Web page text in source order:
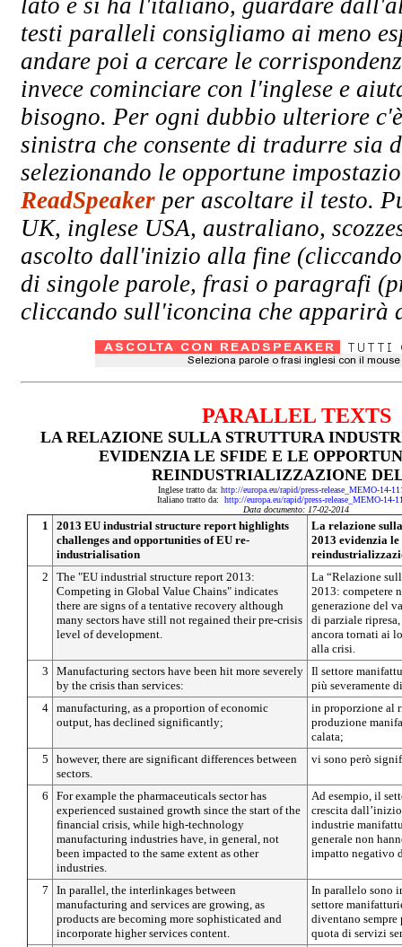
testi paralleli consigliamo ai meno
andare poi a cercare le
invece cominciare con l'inglese e
bisogno. Per ogni dubbio ulteriore
sinistra che consente di tradurre
selezionando le opportune
ReadSpeaker per ascoltare il testo.
UK, inglese USA, australiano,
ascolto dall'inizio alla fine
di singole parole, frasi o paragrafi
cliccando sull'iconcina che apparirà
PARALLEL TEXTS
LA RELAZIONE SULLA STRUTTURA
EVIDENZIA LE SFIDE E LE
REINDUSTRIALIZZAZIONE
Inglese tratto da: http://europa.eu/rapid/press-release_MEMO-14-
Italiano tratto da: http://europa.eu/rapid/press-release_MEMO-14-
Data documento: 17-02-2014
1
2013 EU industrial structure report highlights
challenges and opportunities of EU re-
industrialisation
La relazione
2013 evidenzia
2
The "EU industrial structure report 2013:
Competing in Global Value Chains" indicates
there are signs of a tentative recovery although
many sectors have still not regained their pre-crisis
level of development.
La “Relazione
2013: competere
generazione del
di parziale
ancora tornati ai
alla crisi.
3
Manufacturing sectors have been hit more severely
by the crisis than services:
Il settore
più severamente
4 manufacturing, as a proportion of economic
output, has declined significantly;
in proporzione al
produzione
calata;
5
however, there are significant differences between
sectors.
vi sono però
6
For example the pharmaceuticals sector has
experienced sustained growth since the start of the
financial crisis, while high-technology
manufacturing industries have, in general, not
been impacted to the same extent as other
industries.
Ad esempio, il
crescita
industrie
generale non
impatto negativo
7
In parallel, the interlinkages between
manufacturing and services are growing, as
products are becoming more sophisticated and
incorporate higher services content.
In parallelo sono
settore
diventano
quota di servizi